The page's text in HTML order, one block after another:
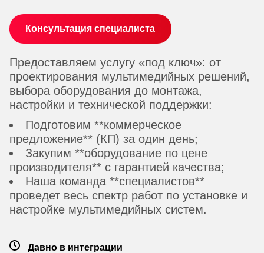
Консультация специалиста
Предоставляем услугу «под ключ»: от
проектирования мультимедийных решений,
выбора оборудования до монтажа,
настройки и технической поддержки:
Подготовим **коммерческое
предложение** (КП) за один день;
Закупим **оборудование по цене
производителя** с гарантией качества;
Наша команда **специалистов**
проведет весь спектр работ по установке и
настройке мультимедийных систем.
Давно в интеграции